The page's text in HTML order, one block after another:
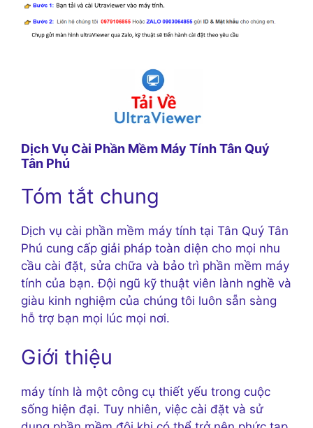
Dịch Vụ Cài Phần Mềm Máy Tính Tân Quý
Tân Phú
Tóm tắt chung
Dịch vụ cài phần mềm máy tính tại Tân Quý Tân
Phú cung cấp giải pháp toàn diện cho mọi nhu
cầu cài đặt, sửa chữa và bảo trì phần mềm máy
tính của bạn. Đội ngũ kỹ thuật viên lành nghề và
giàu kinh nghiệm của chúng tôi luôn sẵn sàng
hỗ trợ bạn mọi lúc mọi nơi.
Giới thiệu
máy tính là một công cụ thiết yếu trong cuộc
sống hiện đại. Tuy nhiên, việc cài đặt và sử